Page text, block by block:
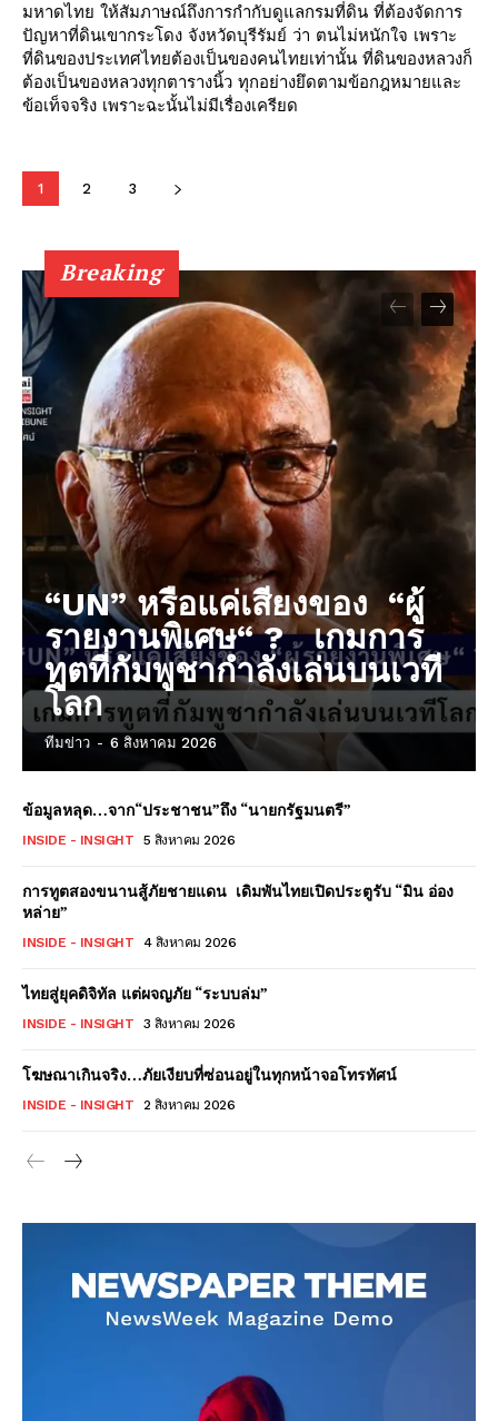
มหาดไทย ให้สัมภาษณ์ถึงการกำกับดูแลกรมที่ดิน ที่ต้องจัดการ
ปัญหาที่ดินเขากระโดง จังหวัดบุรีรัมย์ ว่า ตนไม่หนักใจ เพราะ
ที่ดินของประเทศไทยต้องเป็นของคนไทยเท่านั้น ที่ดินของหลวงก็
ต้องเป็นของหลวงทุกตารางนิ้ว ทุกอย่างยึดตามข้อกฎหมายและ
ข้อเท็จจริง เพราะฉะนั้นไม่มีเรื่องเครียด
1 2 3
Breaking
“UN” หรือแค่เสียงของ “ผู้
รายงานพิเศษ“ ? เกมการ
ทูตที่กัมพูชากำลังเล่นบนเวที
โลก
ทีมข่าว - 6 สิงหาคม 2026
ข้อมูลหลุด…จาก“ประชาชน”ถึง “นายกรัฐมนตรี”
INSIDE - INSIGHT 5 สิงหาคม 2026
การทูตสองขนานสู้ภัยชายแดน เดิมพันไทยเปิดประตูรับ “มิน อ่อง
หล่าย”
INSIDE - INSIGHT 4 สิงหาคม 2026
ไทยสู่ยุคดิจิทัล แต่ผจญภัย “ระบบล่ม”
INSIDE - INSIGHT 3 สิงหาคม 2026
โฆษณาเกินจริง…ภัยเงียบที่ซ่อนอยู่ในทุกหน้าจอโทรทัศน์
INSIDE - INSIGHT 2 สิงหาคม 2026